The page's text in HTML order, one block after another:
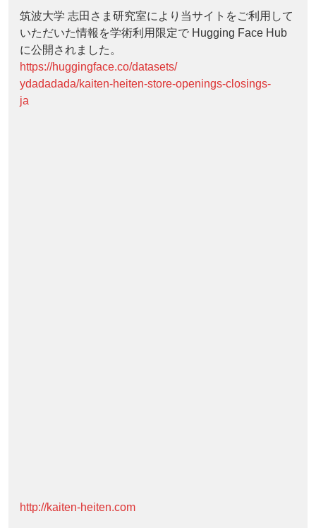
筑波大学 志田さま研究室により当サイトをご利用して
いただいた情報を学術利用限定で Hugging Face Hub
に公開されました。
https://huggingface.co/datasets/
ydadadada/kaiten-heiten-store-openings-closings-
ja
http://kaiten-heiten.com